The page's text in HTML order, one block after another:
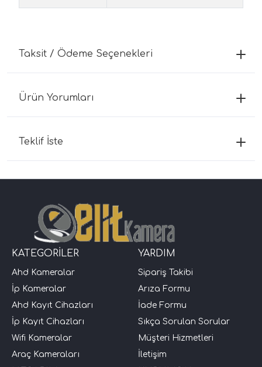
Taksit / Ödeme Seçenekleri
Ürün Yorumları
Teklif İste
KATEGORİLER
Ahd Kameralar
İp Kameralar
Ahd Kayıt Cihazları
İp Kayıt Cihazları
Wifi Kameralar
Araç Kameraları
YARDIM
Sipariş Takibi
Arıza Formu
İade Formu
Sıkça Sorulan Sorular
Müşteri Hizmetleri
İletişim